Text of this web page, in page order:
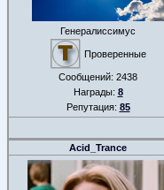
Генералиссимус
Проверенные
Сообщений: 2438
Награды: 8
Репутация: 85
Acid_Trance